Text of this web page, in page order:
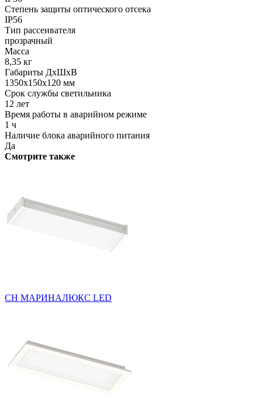
Степень защиты оптического отсека
IP56
Тип рассеивателя
прозрачный
Масса
8,35 кг
Габариты ДхШхВ
1350x150x120 мм
Срок службы светильника
12 лет
Время работы в аварийном режиме
1 ч
Наличие блока аварийного питания
Да
Смотрите также
СН МАРИНАЛЮКС LED